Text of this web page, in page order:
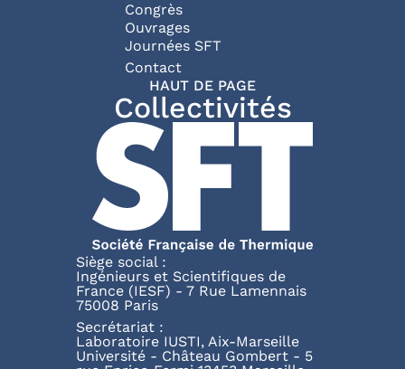
Congrès
Ouvrages
Journées SFT
Pied de page
Contact
HAUT DE PAGE
Collectivités
Siège social :
Ingénieurs et Scientifiques de
France (IESF) - 7 Rue Lamennais
75008 Paris
Secrétariat :
Laboratoire IUSTI, Aix-Marseille
Université - Château Gombert - 5